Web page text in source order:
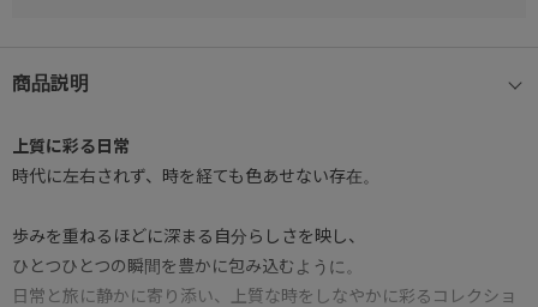
商品説明
上質に彩る日常
時代に左右されず、時を経ても色あせない存在。
歩みを重ねるほどに深まる自分らしさを映し、
ひとつひとつの瞬間を豊かに包み込むように。
日常と旅に静かに寄り添い、上質な時をしなやかに彩るコレクショ